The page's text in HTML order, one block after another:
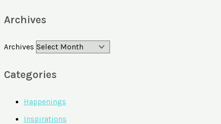
Archives
Archives
Categories
Happenings
Inspirations